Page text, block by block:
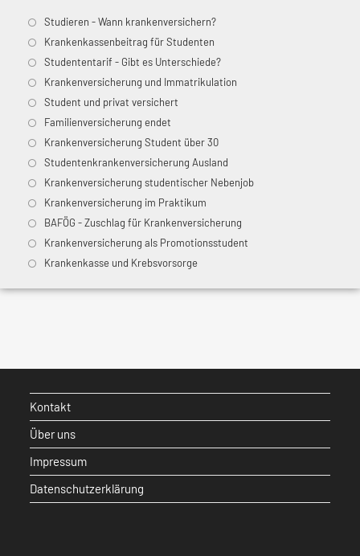
Studieren - Wann krankenversichern?
Krankenkassenbeitrag für Studenten
Studententarif - Gibt es Unterschiede?
Krankenversicherung und Immatrikulation
Student und privat versichert
Familienversicherung endet
Krankenversicherung Student über 30
Studentenkrankenversicherung Ausland
Krankenversicherung studentischer Nebenjob
Krankenversicherung im Praktikum
BAFÖG - Zuschlag für Krankenversicherung
Krankenversicherung als Promotionsstudent
Krankenkasse und Krebsvorsorge
Kontakt
Über uns
Impressum
Datenschutzerklärung